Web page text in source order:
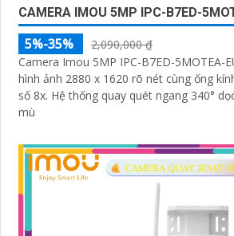
CAMERA IMOU 5MP IPC-B7ED-
5%-35%
2,090,000 ₫
Camera Imou 5MP IPC-B7ED-5MOTEA-
hình ảnh 2880 x 1620 rõ nét cùng ống
số 8x. Hệ thống quay quét ngang 340° dọc 90° loại bỏ điểm
mù